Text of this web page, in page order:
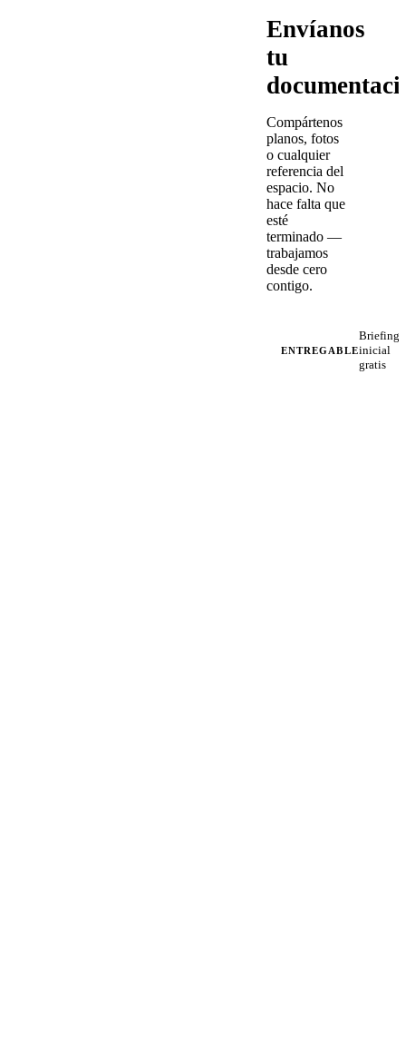
Envíanos
tu
Compártenos
planos, fotos
o cualquier
referencia del
espacio. No
hace falta que
esté
terminado —
trabajamos
desde cero
contigo.
ENTREGABLE
Briefing
inicial
gratis